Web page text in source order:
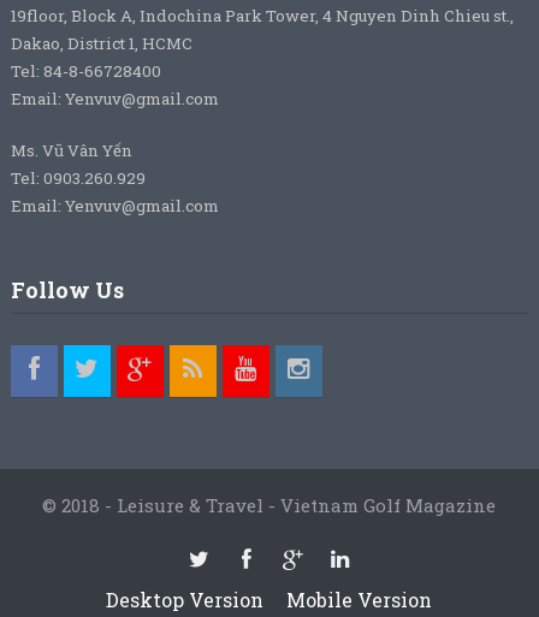
19floor, Block A, Indochina Park Tower, 4 Nguyen Dinh Chieu st.,
Dakao, District 1, HCMC
Tel: 84-8-66728400
Email: Yenvuv@gmail.com
Ms. Vũ Vân Yến
Tel: 0903.260.929
Email: Yenvuv@gmail.com
Follow Us
© 2018 - Leisure & Travel - Vietnam Golf Magazine
Desktop Version Mobile Version